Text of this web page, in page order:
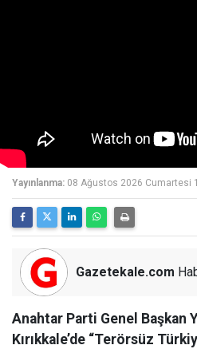
Yayınlanma: 08 Ağustos 2026 Cumartesi
Gazetekale.com
Anahtar Parti Genel Başkan
Kırıkkale’de “Terörsüz